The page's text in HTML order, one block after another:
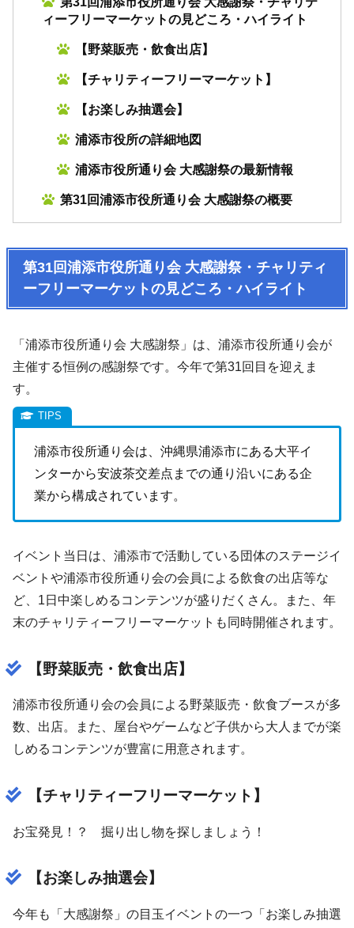
ィーフリーマーケットの見どころ・ハイライト
【野菜販売・飲食出店】
【チャリティーフリーマーケット】
【お楽しみ抽選会】
浦添市役所の詳細地図
浦添市役所通り会 大感謝祭の最新情報
第31回浦添市役所通り会 大感謝祭の概要
第31回浦添市役所通り会 大感謝祭・チャリティ
ーフリーマーケットの見どころ・ハイライト
「浦添市役所通り会 大感謝祭」は、浦添市役所通り会が
主催する恒例の感謝祭です。今年で第31回目を迎えま
す。
浦添市役所通り会は、沖縄県浦添市にある大平イ
ンターから安波茶交差点までの通り沿いにある企
業から構成されています。
イベント当日は、浦添市で活動している団体のステージイ
ベントや浦添市役所通り会の会員による飲食の出店等な
ど、1日中楽しめるコンテンツが盛りだくさん。また、年
末のチャリティーフリーマーケットも同時開催されます。
【野菜販売・飲食出店】
浦添市役所通り会の会員による野菜販売・飲食ブースが多
数、出店。また、屋台やゲームなど子供から大人までが楽
しめるコンテンツが豊富に用意されます。
【チャリティーフリーマーケット】
お宝発見！？ 掘り出し物を探しましょう！
【お楽しみ抽選会】
今年も「大感謝祭」の目玉イベントの一つ「お楽しみ抽選